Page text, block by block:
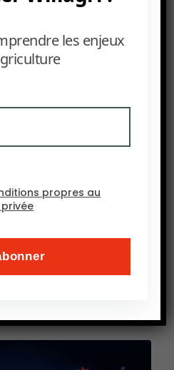
Clermont-Ferrand
les enjeux
propres au